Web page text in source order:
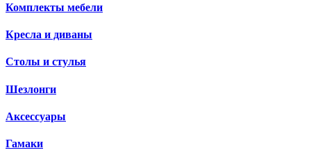
Комплекты мебели
Кресла и диваны
Столы и стулья
Шезлонги
Аксессуары
Гамаки